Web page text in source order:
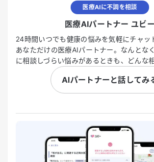
医療AIに不調を相談
医療AIパートナー ユビー
24時間いつでも健康の悩みを気軽にチャッ
あなただけの医療AIパートナー。なんとな
に相談しづらい悩みがあるときも、どんな
AIパートナーと話してみ